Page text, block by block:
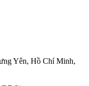
Yên, Hồ Chí Minh,